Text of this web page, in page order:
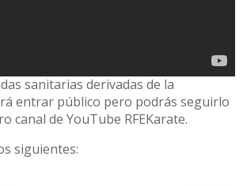
sanitarias derivadas de la
entrar público pero podrás seguirlo
canal de YouTube RFEKarate.
siguientes: